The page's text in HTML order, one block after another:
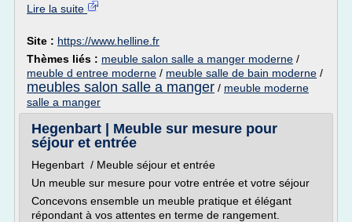
Lire la suite
Site : https://www.helline.fr
Thèmes liés : meuble salon salle a manger moderne /
meuble d entree moderne / meuble salle de bain moderne /
meubles salon salle a manger / meuble moderne
salle a manger
Hegenbart | Meuble sur mesure pour
séjour et entrée
Hegenbart / Meuble séjour et entrée
Un meuble sur mesure pour votre entrée et votre séjour
Concevons ensemble un meuble pratique et élégant
répondant à vos attentes en terme de rangement.